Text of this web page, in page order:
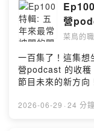
更清楚透明、有
https://
IG
marketer.isabelle@gmail.com
- UX designer, Google 🔔 點時間軸搶
告：台中市勞工
(03:05) 怎麼進到
酷事實 (06:55)
作品集？ (09:26)
營
菜鳥的
一百集了！這集想
營podcast 的收穫
節目未來的新方
權益。台中市勞工
2026-06-29 · 24 分鐘